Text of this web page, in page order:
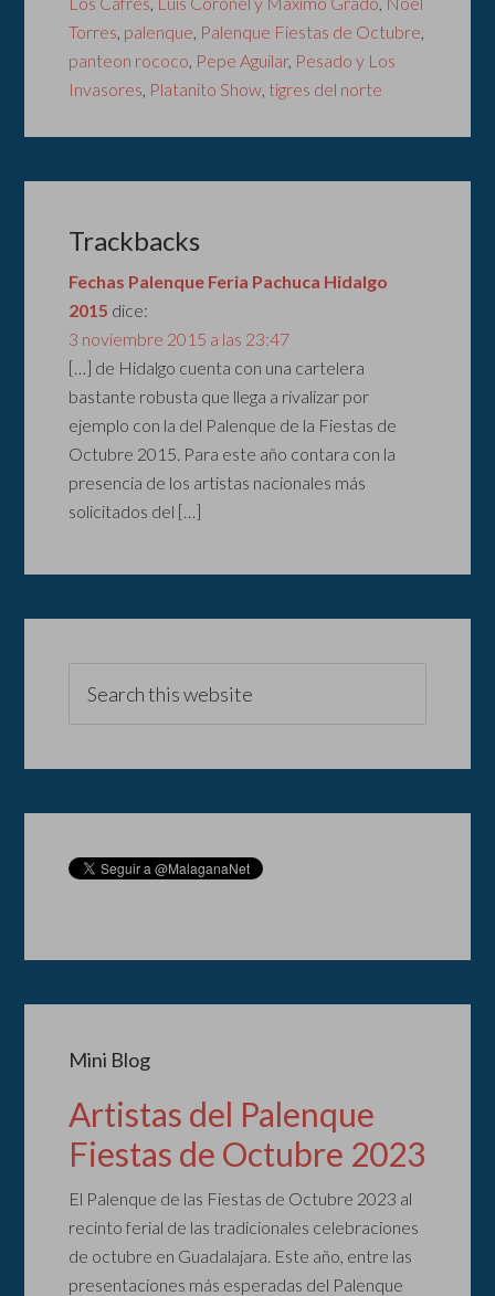
Torres, palenque, Palenque Fiestas de Octubre,
panteon rococo, Pepe Aguilar, Pesado y Los
Invasores, Platanito Show, tigres del norte
Trackbacks
Fechas Palenque Feria Pachuca Hidalgo
2015 dice:
3 noviembre 2015 a las 23:47
[…] de Hidalgo cuenta con una cartelera
bastante robusta que llega a rivalizar por
ejemplo con la del Palenque de la Fiestas de
Octubre 2015. Para este año contara con la
presencia de los artistas nacionales más
solicitados del […]
Mini Blog
Artistas del Palenque
Fiestas de Octubre 2023
El Palenque de las Fiestas de Octubre 2023 al
recinto ferial de las tradicionales celebraciones
de octubre en Guadalajara. Este año, entre las
presentaciones más esperadas del Palenque